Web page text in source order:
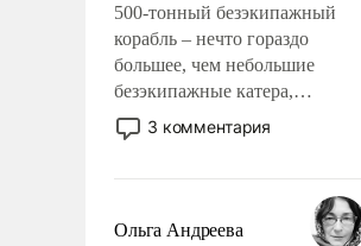
500-тонный безэкипажный
корабль – нечто гораздо
большее, чем небольшие
безэкипажные катера,
применение которых уже
стало обыденностью. Задача по
сложна и амбициозна. Однако
и ее реализация радикально
3 комментария
Ольга Андреева